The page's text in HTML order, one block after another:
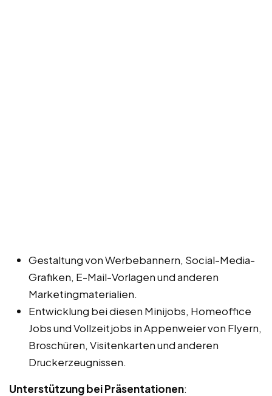
Gestaltung von Werbebannern, Social-Media-
Grafiken, E-Mail-Vorlagen und anderen
Marketingmaterialien.
Entwicklung bei diesen Minijobs, Homeoffice
Jobs und Vollzeitjobs in Appenweier von Flyern,
Broschüren, Visitenkarten und anderen
Druckerzeugnissen.
Unterstützung bei Präsentationen: